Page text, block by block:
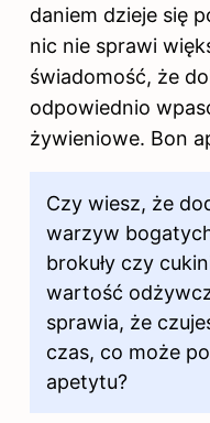
daniem dzieje się
nic nie sprawi
świadomość, że
odpowiednio
żywieniowe. Bon
Czy wiesz, że
warzyw
brokuły czy
wartość
sprawia, że
czas, co może
apetytu?